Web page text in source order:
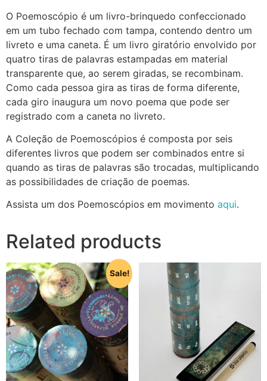
O Poemoscópio é um livro-brinquedo confeccionado
em um tubo fechado com tampa, contendo dentro um
livreto e uma caneta. É um livro giratório envolvido por
quatro tiras de palavras estampadas em material
transparente que, ao serem giradas, se recombinam.
Como cada pessoa gira as tiras de forma diferente,
cada giro inaugura um novo poema que pode ser
registrado com a caneta no livreto.
A Coleção de Poemoscópios é composta por seis
diferentes livros que podem ser combinados entre si
quando as tiras de palavras são trocadas, multiplicando
as possibilidades de criação de poemas.
Assista um dos Poemoscópios em movimento aqui.
Related products
Sale!